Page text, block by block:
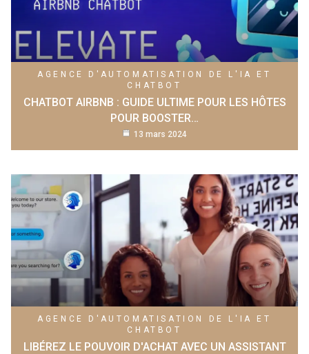
AGENCE D'AUTOMATISATION DE L'IA ET
CHATBOT
CHATBOT AIRBNB : GUIDE ULTIME POUR LES HÔTES
POUR BOOSTER…
13 mars 2024
AGENCE D'AUTOMATISATION DE L'IA ET
CHATBOT
LIBÉREZ LE POUVOIR D'ACHAT AVEC UN ASSISTANT